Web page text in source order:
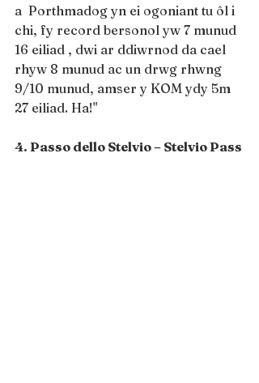
a  Porthmadog yn ei ogoniant tu ôl i
chi, fy record bersonol yw 7 munud
16 eiliad , dwi ar ddiwrnod da cael
rhyw 8 munud ac un drwg rhwng
9/10 munud, amser y KOM ydy 5m
27 eiliad. Ha!"
4. Passo dello Stelvio – Stelvio Pass